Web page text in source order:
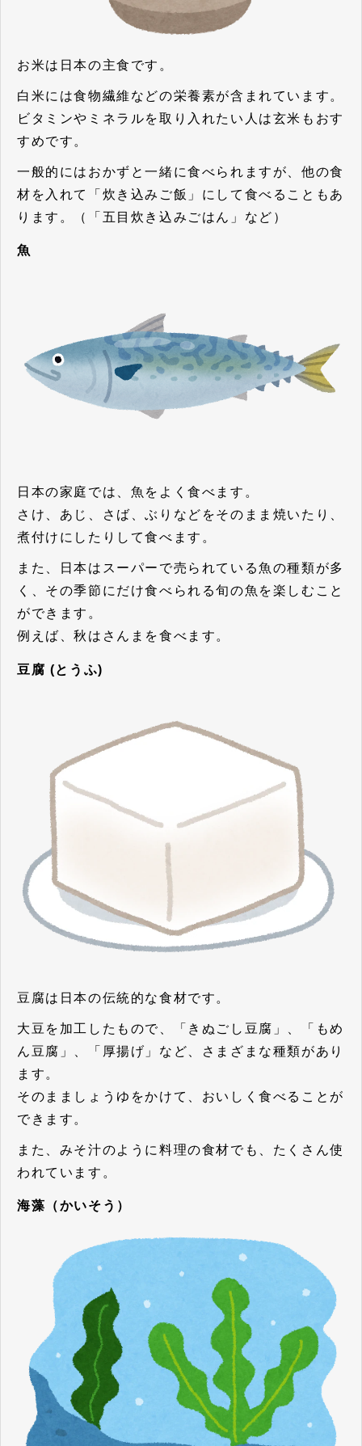
お米は日本の主食です。
白米には食物繊維などの栄養素が含まれています。
ビタミンやミネラルを取り入れたい人は玄米もおす
すめです。
一般的にはおかずと一緒に食べられますが、他の食
材を入れて「炊き込みご飯」にして食べることもあ
ります。（「五目炊き込みごはん」など）
魚
日本の家庭では、魚をよく食べます。
さけ、あじ、さば、ぶりなどをそのまま焼いたり、
煮付けにしたりして食べます。
また、日本はスーパーで売られている魚の種類が多
く、その季節にだけ食べられる旬の魚を楽しむこと
ができます。
例えば、秋はさんまを食べます。
豆腐 (とうふ)
豆腐は日本の伝統的な食材です。
大豆を加工したもので、「きぬごし豆腐」、「もめ
ん豆腐」、「厚揚げ」など、さまざまな種類があり
ます。
そのまましょうゆをかけて、おいしく食べることが
できます。
また、みそ汁のように料理の食材でも、たくさん使
われています。
海藻（かいそう）